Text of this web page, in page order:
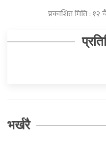
प्रकाशित मिति :
भर्खरै